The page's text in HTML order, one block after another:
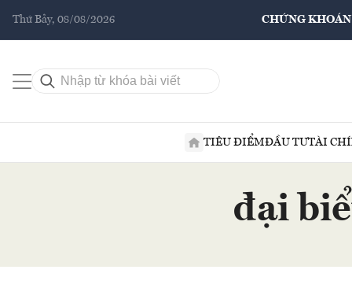
Thứ Bảy, 08/08/2026 CHỨNG KHOÁN
TIÊU ĐIỂMĐẦU TƯTÀI
đại